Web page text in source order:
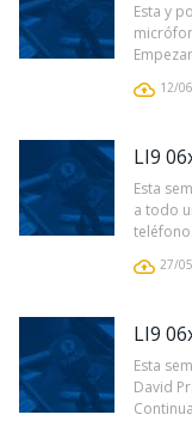
Esta y
12/
LI9
Esta
a todo
27/
LI9
Esta
David